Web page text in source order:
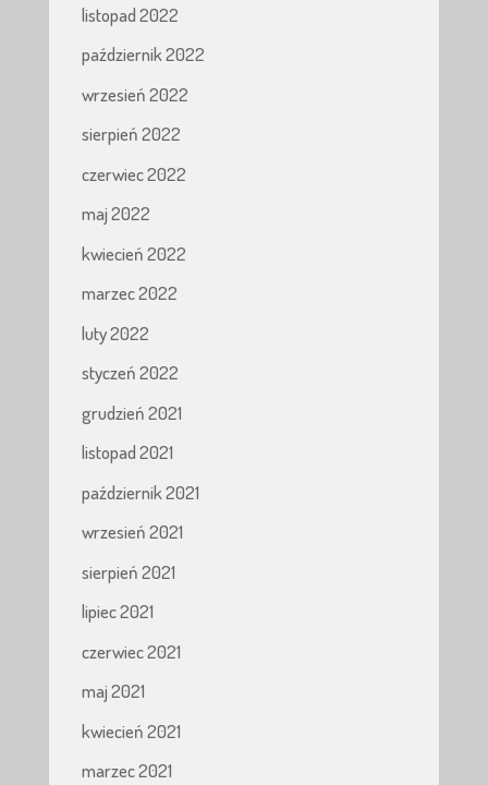
listopad 2022
październik 2022
wrzesień 2022
sierpień 2022
czerwiec 2022
maj 2022
kwiecień 2022
marzec 2022
luty 2022
styczeń 2022
grudzień 2021
listopad 2021
październik 2021
wrzesień 2021
sierpień 2021
lipiec 2021
czerwiec 2021
maj 2021
kwiecień 2021
marzec 2021